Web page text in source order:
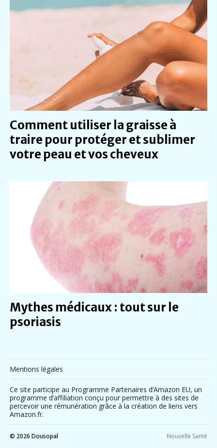
Comment utiliser la graisse à
traire pour protéger et sublimer
votre peau et vos cheveux
Mythes médicaux : tout sur le
psoriasis
Mentions légales
Ce site participe au Programme Partenaires d’Amazon EU, un
programme d’affiliation conçu pour permettre à des sites de
percevoir une rémunération grâce à la création de liens vers
Amazon.fr.
© 2026 Dousopal Nouvelle Santé